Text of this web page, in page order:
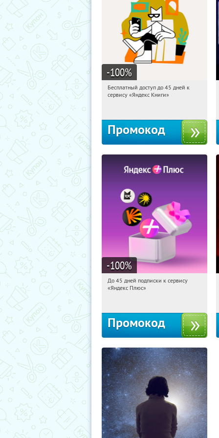
-100%
14:01:30
Получи первым!
Бесплатный доступ до 45 дней к
сервису «Яндекс Книги»
Промокод
-100%
14:01:30 Получили:
До 45 дней подписки к сервису
«Яндекс Плюс»
Промокод